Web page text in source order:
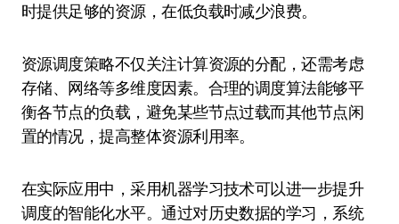
时提供足够的资源，在低负载时减少浪费。
资源调度策略不仅关注计算资源的分配，还需考虑
存储、网络等多维度因素。合理的调度算法能够平
衡各节点的负载，避免某些节点过载而其他节点闲
置的情况，提高整体资源利用率。
在实际应用中，采用机器学习技术可以进一步提升
调度的智能化水平。通过对历史数据的学习，系统